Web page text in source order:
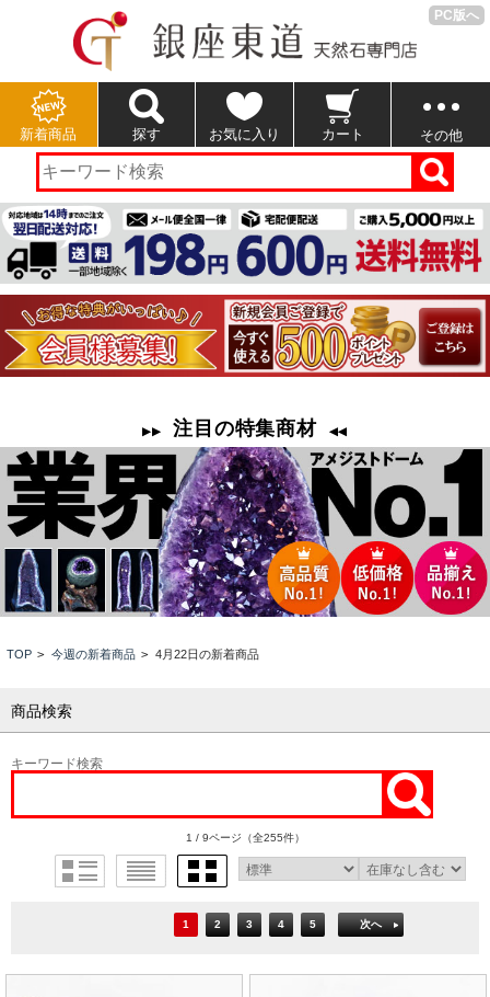
PC版へ
新着商品 探す お気に入り カート その他
TOP > 今週の新着商品 > 4月22日の新着商品
商品検索
キーワード検索
1 / 9ページ （全255件）
1 2 3 4 5 次へ